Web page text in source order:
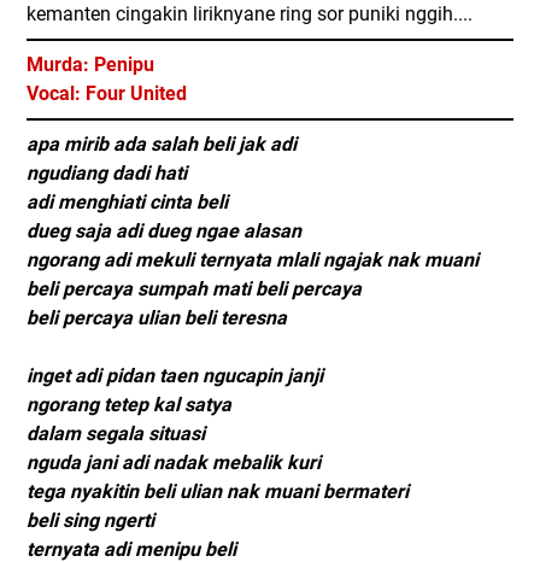
kemanten cingakin liriknyane ring sor puniki nggih....
Murda: Penipu
Vocal: Four United
apa mirib ada salah beli jak adi
ngudiang dadi hati
adi menghiati cinta beli
dueg saja adi dueg ngae alasan
ngorang adi mekuli ternyata mlali ngajak nak muani
beli percaya sumpah mati beli percaya
beli percaya ulian beli teresna
inget adi pidan taen ngucapin janji
ngorang tetep kal satya
dalam segala situasi
nguda jani adi nadak mebalik kuri
tega nyakitin beli ulian nak muani bermateri
beli sing ngerti
ternyata adi menipu beli